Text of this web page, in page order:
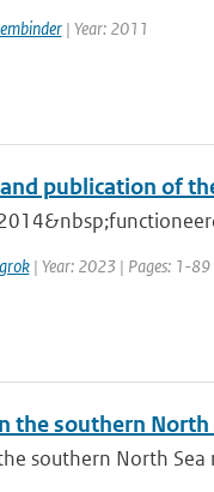
| Year: 2011
publication of
| Year: 2023 | Pages: 1-89
the southern
southern North